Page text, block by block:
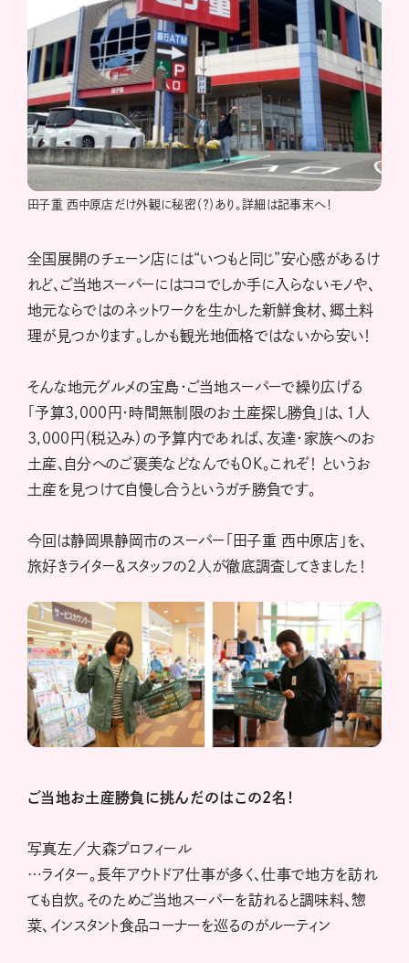
田子重 西中原店だけ外観に秘密（？）あり。詳細は記事末へ！
全国展開のチェーン店には“いつもと同じ”安心感があるけ
れど、ご当地スーパーにはココでしか手に入らないモノや、
地元ならではのネットワークを生かした新鮮食材、郷土料
理が見つかります。しかも観光地価格ではないから安い！
そんな地元グルメの宝島・ご当地スーパーで繰り広げる
「予算3,000円・時間無制限のお土産探し勝負」は、1人
3,000円（税込み）の予算内であれば、友達・家族へのお
土産、自分へのご褒美などなんでもOK。これぞ！ というお
土産を見つけて自慢し合うというガチ勝負です。
今回は静岡県静岡市のスーパー「田子重 西中原店」を、
旅好きライター＆スタッフの2人が徹底調査してきました！
ご当地お土産勝負に挑んだのはこの2名！
写真左／大森プロフィール
…ライター。長年アウトドア仕事が多く、仕事で地方を訪れ
ても自炊。そのためご当地スーパーを訪れると調味料、惣
菜、インスタント食品コーナーを巡るのがルーティン